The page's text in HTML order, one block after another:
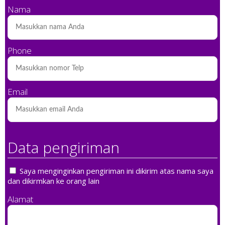
Nama
Phone
Email
Data pengiriman
Saya menginginkan pengiriman ini dikirim atas nama saya
dan dikirmkan ke orang lain
Alamat